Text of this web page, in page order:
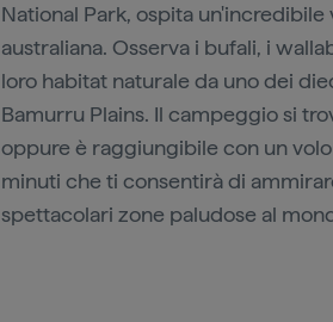
National Park, ospita
australiana. Osserva i bufali, i
loro habitat naturale da uno dei
Bamurru Plains. Il campeggio si
oppure è raggiungibile con un
minuti che ti consentirà di
spettacolari zone paludose al